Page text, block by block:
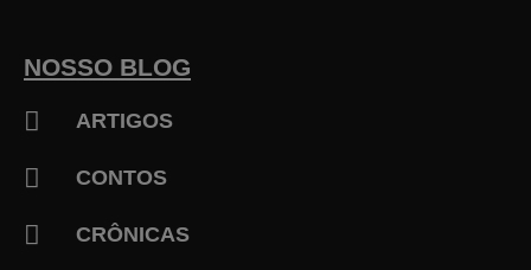
k
-
NOSSO BLOG
ARTIGOS
CONTOS
CRÔNICAS